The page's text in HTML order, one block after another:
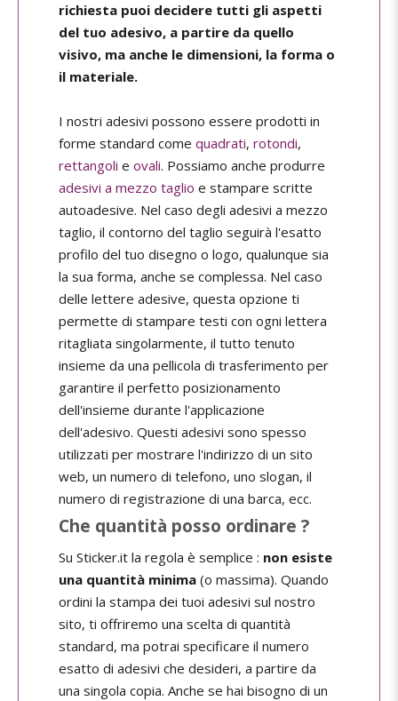
richiesta puoi decidere tutti gli aspetti
del tuo adesivo, a partire da quello
visivo, ma anche le dimensioni, la forma o
il materiale.
I nostri adesivi possono essere prodotti in
forme standard come quadrati, rotondi,
rettangoli e ovali. Possiamo anche produrre
adesivi a mezzo taglio e stampare scritte
autoadesive. Nel caso degli adesivi a mezzo
taglio, il contorno del taglio seguirà l'esatto
profilo del tuo disegno o logo, qualunque sia
la sua forma, anche se complessa. Nel caso
delle lettere adesive, questa opzione ti
permette di stampare testi con ogni lettera
ritagliata singolarmente, il tutto tenuto
insieme da una pellicola di trasferimento per
garantire il perfetto posizionamento
dell'insieme durante l'applicazione
dell'adesivo. Questi adesivi sono spesso
utilizzati per mostrare l'indirizzo di un sito
web, un numero di telefono, uno slogan, il
numero di registrazione di una barca, ecc.
Che quantità posso ordinare ?
Su Sticker.it la regola è semplice : non esiste
una quantità minima (o massima). Quando
ordini la stampa dei tuoi adesivi sul nostro
sito, ti offriremo una scelta di quantità
standard, ma potrai specificare il numero
esatto di adesivi che desideri, a partire da
una singola copia. Anche se hai bisogno di un